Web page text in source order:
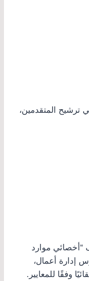
ترشيح المتقدمين،
“أخصائي موارد
إدارة أعمال،
وفقًا للمعايير.